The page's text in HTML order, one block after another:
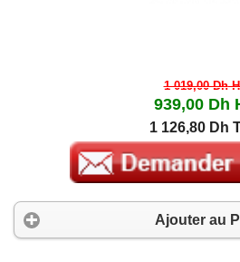
1 019,00 Dh
939,00 Dh
1 126,80 Dh
Ajouter au